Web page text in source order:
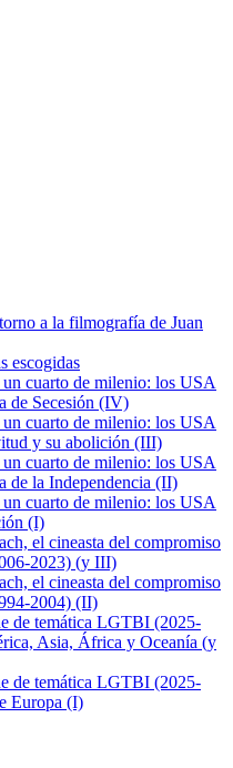
a la filmografía de Juan
escogidas
cuarto de milenio: los USA
de Secesión (IV)
cuarto de milenio: los USA
y su abolición (III)
cuarto de milenio: los USA
de la Independencia (II)
cuarto de milenio: los USA
(I)
el cineasta del compromiso
2023) (y III)
el cineasta del compromiso
2004) (II)
de temática LGTBI (2025-
Asia, África y Oceanía (y
de temática LGTBI (2025-
Europa (I)